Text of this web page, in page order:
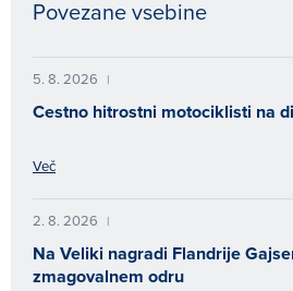
Povezane vsebine
5. 8. 2026 |
Cestno hitrostni motociklisti na
Več
2. 8. 2026 |
Na Veliki nagradi Flandrije
zmagovalnem odru